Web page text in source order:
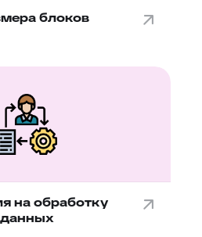
блоков
на обработку